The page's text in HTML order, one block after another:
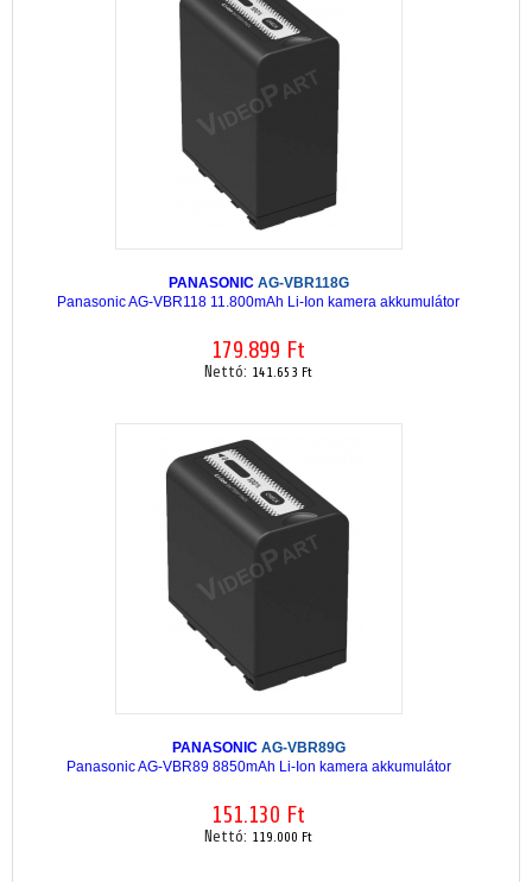
PANASONIC AG-VBR118G
Panasonic AG-VBR118 11.800mAh Li-Ion kamera akkumulátor
179.899 Ft
Nettó: 141.653 Ft
PANASONIC AG-VBR89G
Panasonic AG-VBR89 8850mAh Li-Ion kamera akkumulátor
151.130 Ft
Nettó: 119.000 Ft